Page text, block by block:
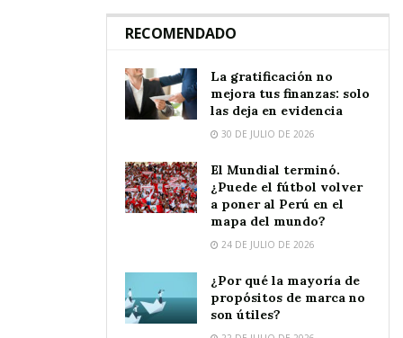
RECOMENDADO
La gratificación no
mejora tus finanzas: solo
las deja en evidencia
30 DE JULIO DE 2026
El Mundial terminó.
¿Puede el fútbol volver
a poner al Perú en el
mapa del mundo?
24 DE JULIO DE 2026
¿Por qué la mayoría de
propósitos de marca no
son útiles?